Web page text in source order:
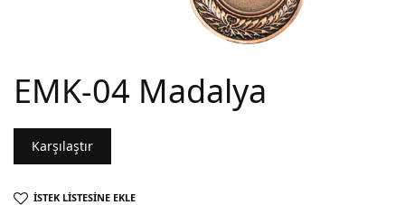
EMK-04 Madalya
Karşılaştır
İSTEK LISTESINE EKLE